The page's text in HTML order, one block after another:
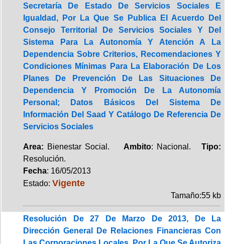
Secretaría De Estado De Servicios Sociales E
Igualdad, Por La Que Se Publica El Acuerdo Del
Consejo Territorial De Servicios Sociales Y Del
Sistema Para La Autonomía Y Atención A La
Dependencia Sobre Criterios, Recomendaciones Y
Condiciones Mínimas Para La Elaboración De Los
Planes De Prevención De Las Situaciones De
Dependencia Y Promoción De La Autonomía
Personal; Datos Básicos Del Sistema De
Información Del Saad Y Catálogo De Referencia De
Servicios Sociales
Area: Bienestar Social. Ambito: Nacional. Tipo:
Resolución.
Fecha: 16/05/2013
Estado: Vigente
Tamaño:55 kb
Resolución De 27 De Marzo De 2013, De La
Dirección General De Relaciones Financieras Con